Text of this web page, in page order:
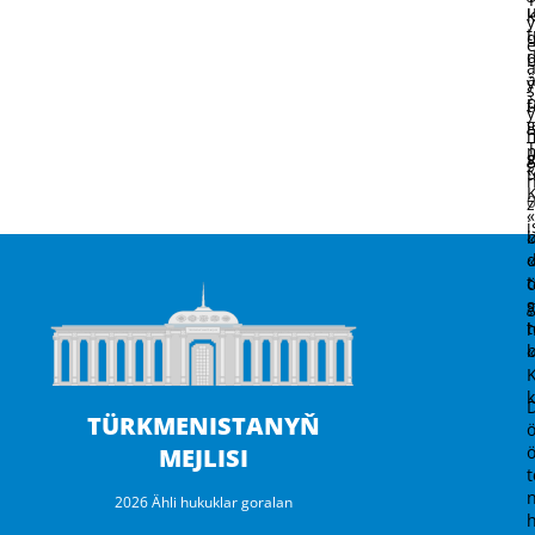
TÜRKMENISTANYŇ
MEJLISI
2026 Ähli hukuklar goralan